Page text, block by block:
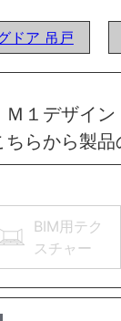
ドア 吊戸
１デザイ
らから製
BIM用テク
スチャー